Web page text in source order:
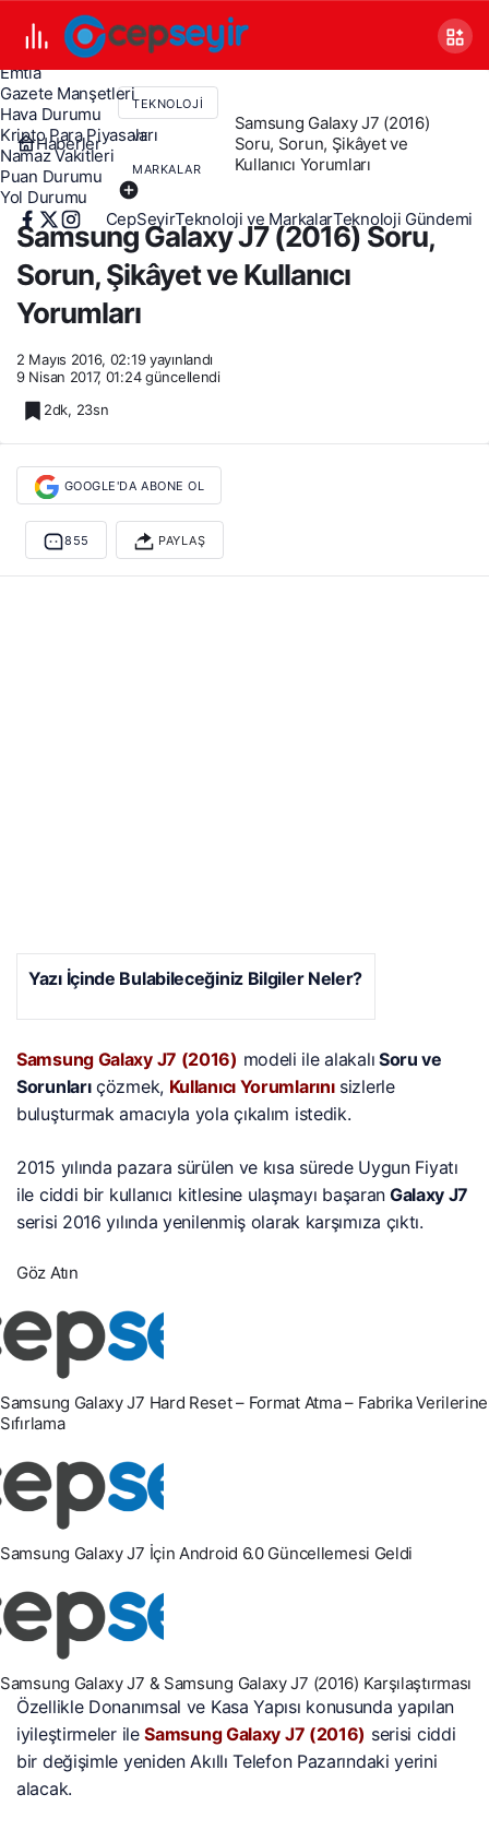
Covid 19
Döviz Kurları
Emtia
Gazete Manşetleri
Hava Durumu
Kripto Para Piyasaları
Namaz Vakitleri
Puan Durumu
Yol Durumu
CepSeyirTeknoloji ve MarkalarTeknoloji Gündemi
Haberler
TEKNOLOJI
VE
MARKALAR
Samsung Galaxy J7 (2016)
Soru, Sorun, Şikâyet ve
Kullanıcı Yorumları
Samsung Galaxy J7 (2016) Soru,
Sorun, Şikâyet ve Kullanıcı
Yorumları
2 Mayıs 2016, 02:19yayınlandı
9 Nisan 2017, 01:24güncellendi
2dk, 23sn
GOOGLE'DA ABONE OL
855 PAYLAŞ
Yazı İçinde Bulabileceğiniz Bilgiler Neler?
Samsung Galaxy J7 (2016) modeli ile alakalı Soru ve
Sorunlarıçözmek, Kullanıcı Yorumlarınısizlerle
buluşturmak amacıyla yola çıkalım istedik.
2015 yılında pazara sürülen ve kısa sürede Uygun Fiyatı
ile ciddi bir kullanıcı kitlesine ulaşmayı başaran Galaxy J7
serisi 2016 yılında yenilenmiş olarak karşımıza çıktı.
Göz Atın
Samsung Galaxy J7 Hard Reset – Format Atma – Fabrika Verilerine
Sıfırlama
Samsung Galaxy J7 İçin Android 6.0 Güncellemesi Geldi
Samsung Galaxy J7 & Samsung Galaxy J7 (2016) Karşılaştırması
Özellikle Donanımsal ve Kasa Yapısı konusunda yapılan
iyileştirmeler ileSamsung Galaxy J7 (2016) serisi ciddi
bir değişimle yeniden Akıllı Telefon Pazarındaki yerini
alacak.